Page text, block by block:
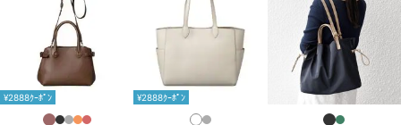
原産国 イタリア製
¥2888ｸｰﾎﾟﾝ ¥2888ｸｰﾎﾟﾝ